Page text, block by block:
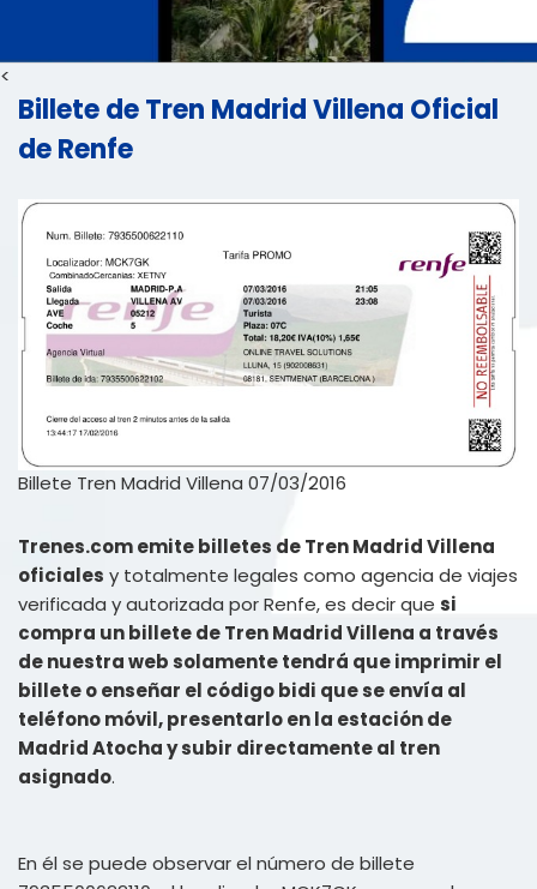
<
Billete de Tren Madrid Villena Oficial
de Renfe
Billete Tren Madrid Villena 07/03/2016
Trenes.com emite billetes de Tren Madrid Villena
oficiales y totalmente legales como agencia de viajes
verificada y autorizada por Renfe, es decir que si
compra un billete de Tren Madrid Villena a través
de nuestra web solamente tendrá que imprimir el
billete o enseñar el código bidi que se envía al
teléfono móvil, presentarlo en la estación de
Madrid Atocha y subir directamente al tren
asignado.
En él se puede observar el número de billete